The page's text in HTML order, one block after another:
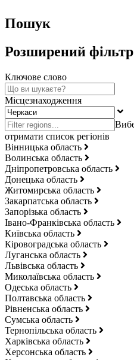
Пошук
Розширений фільтр
Ключове слово
Місцезнаходження
Вінницька область
Волинська область
Дніпропетровська область
Донецька область
Житомирська область
Закарпатська область
Запорізька область
Івано-Франківська область
Київська область
Кіровоградська область
Луганська область
Львівська область
Миколаївська область
Одеська область
Полтавська область
Рівненська область
Сумська область
Тернопільська область
Харківська область
Херсонська область